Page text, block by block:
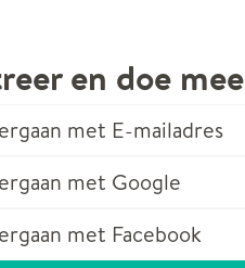
en doe mee
met E-mailadres
met Google
met Facebook